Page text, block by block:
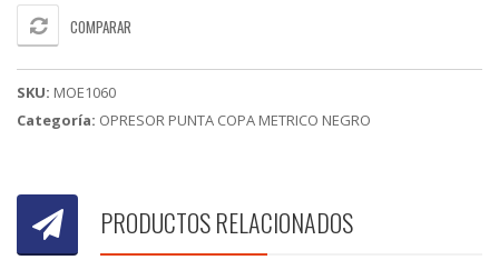
X
60
COMPARAR
SKU: MOE1060
Categoría: OPRESOR PUNTA COPA METRICO NEGRO
PRODUCTOS RELACIONADOS